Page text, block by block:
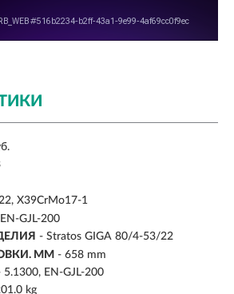
X39CrMo17-1
GJL-200
- Stratos GIGA 80/4-53/22
ММ - 658 mm
5.1300, EN-GJL-200
kg